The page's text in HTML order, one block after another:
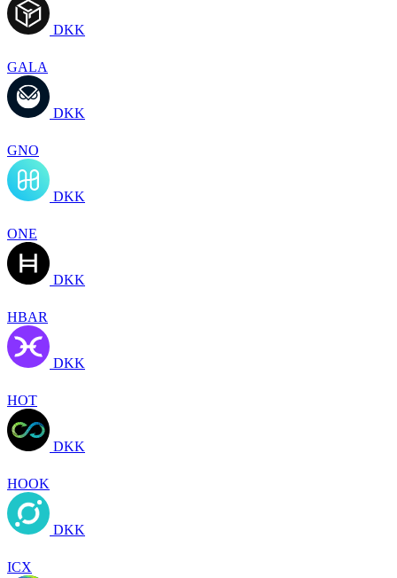
DKK
GALA
DKK
GNO
DKK
ONE
DKK
HBAR
DKK
HOT
DKK
HOOK
DKK
ICX